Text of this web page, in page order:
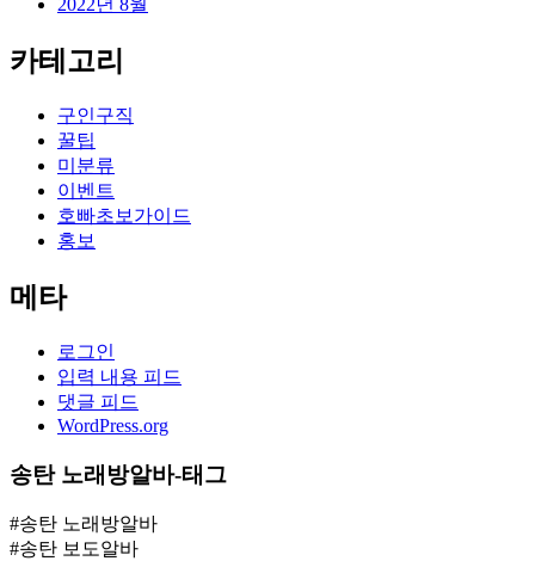
2022년 8월
카테고리
구인구직
꿀팁
미분류
이벤트
호빠초보가이드
홍보
메타
로그인
입력 내용 피드
댓글 피드
WordPress.org
송탄 노래방알바-태그
#송탄 노래방알바
#송탄 보도알바